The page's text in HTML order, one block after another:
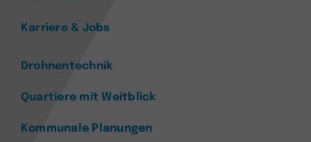
Karriere & Jobs
Drohnentechnik
Quartiere mit Weitblick
Kommunale Planungen